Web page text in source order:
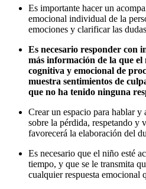
Es importante hacer un
emocional individual de la
emociones y clarificar las
Es necesario responder con
más información de la que
cognitiva y emocional de
muestra sentimientos de
que no ha tenido ninguna
Crear un espacio para hablar y
sobre la pérdida, respetando y
favorecerá la elaboración del
Es necesario que el niño esté
tiempo, y que se le transmita
cualquier respuesta emocional